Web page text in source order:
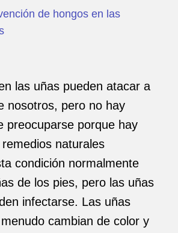
de hongos en las
las uñas pueden atacar a
nosotros, pero no hay
preocuparse porque hay
naturales
condición normalmente
de los pies, pero las uñas
infectarse. Las uñas
cambian de color y